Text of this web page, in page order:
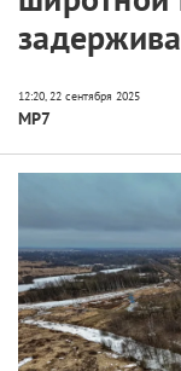
МР7